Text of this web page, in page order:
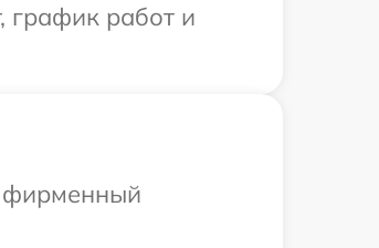
график работ и
фирменный